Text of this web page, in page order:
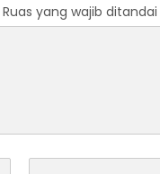
Ruas yang wajib ditandai